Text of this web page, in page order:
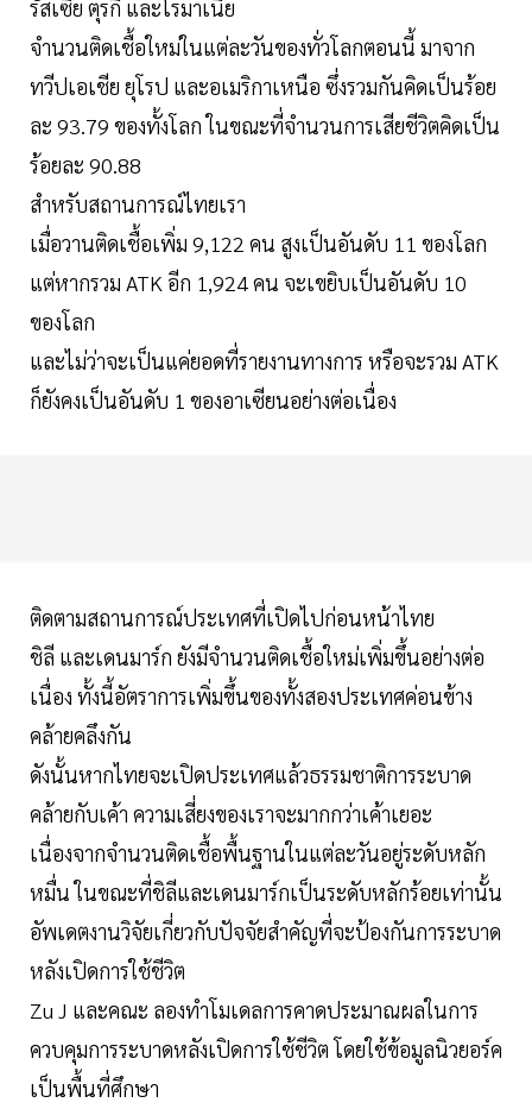
รัสเซีย ตุรกี และโรมาเนีย
จำนวนติดเชื้อใหม่ในแต่ละวันของทั่วโลกตอนนี้ มาจาก
ทวีปเอเชีย ยุโรป และอเมริกาเหนือ ซึ่งรวมกันคิดเป็นร้อย
ละ 93.79 ของทั้งโลก ในขณะที่จำนวนการเสียชีวิตคิดเป็น
ร้อยละ 90.88
สำหรับสถานการณ์ไทยเรา
เมื่อวานติดเชื้อเพิ่ม 9,122 คน สูงเป็นอันดับ 11 ของโลก
แต่หากรวม ATK อีก 1,924 คน จะเขยิบเป็นอันดับ 10
ของโลก
และไม่ว่าจะเป็นแค่ยอดที่รายงานทางการ หรือจะรวม ATK
ก็ยังคงเป็นอันดับ 1 ของอาเซียนอย่างต่อเนื่อง
ติดตามสถานการณ์ประเทศที่เปิดไปก่อนหน้าไทย
ชิลี และเดนมาร์ก ยังมีจำนวนติดเชื้อใหม่เพิ่มขึ้นอย่างต่อ
เนื่อง ทั้งนี้อัตราการเพิ่มขึ้นของทั้งสองประเทศค่อนข้าง
คล้ายคลึงกัน
ดังนั้นหากไทยจะเปิดประเทศแล้วธรรมชาติการระบาด
คล้ายกับเค้า ความเสี่ยงของเราจะมากกว่าเค้าเยอะ
เนื่องจากจำนวนติดเชื้อพื้นฐานในแต่ละวันอยู่ระดับหลัก
หมื่น ในขณะที่ชิลีและเดนมาร์กเป็นระดับหลักร้อยเท่านั้น
อัพเดตงานวิจัยเกี่ยวกับปัจจัยสำคัญที่จะป้องกันการระบาด
หลังเปิดการใช้ชีวิต
Zu J และคณะ ลองทำโมเดลการคาดประมาณผลในการ
ควบคุมการระบาดหลังเปิดการใช้ชีวิต โดยใช้ข้อมูลนิวยอร์ค
เป็นพื้นที่ศึกษา